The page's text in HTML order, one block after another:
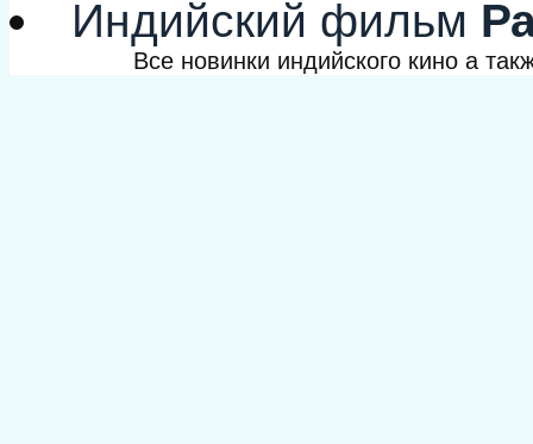
Индийский фильм
Все новинки индийского кино а